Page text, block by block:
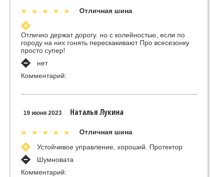
Отличная шина
Отлично держат дорогу. но с колейностью, если по
городу на них гонять перескакивают Про всесезонку
просто супер!
нет
Комментарий:
19 июня 2023 Наталья Лукина
Отличная шина
Устойчивое управление, хороший. Протектор
Шумновата
Комментарий: